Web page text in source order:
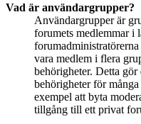
Vad är användargrupper?
Användargrupper är
forumets medlemmar i
vara medlem i flera
behörigheter. Detta
behörigheter för
exempel att byta
tillgång till ett privat